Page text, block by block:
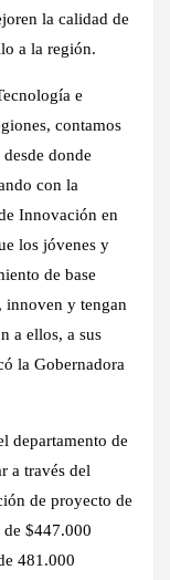
la calidad de
a la región.
e
contamos
donde
con la
Innovación en
los jóvenes y
de base
innoven y tengan
a ellos, a sus
la Gobernadora
departamento de
a través del
de proyecto de
$447.000
481.000